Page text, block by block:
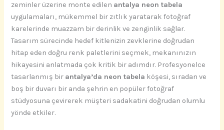
zeminler üzerine monte edilen antalya neon tabela
uygulamaları, mükemmel bir zıtlık yaratarak fotoğraf
karelerinde muazzam bir derinlik ve zenginlik sağlar.
Tasarım sürecinde hedef kitlenizin zevklerine doğrudan
hitap eden doğru renk paletlerini seçmek, mekanınızın
hikayesini anlatmada çok kritik bir adımdır. Profesyonelce
tasarlanmış bir antalya’da neon tabela köşesi, sıradan ve
boş bir duvarı bir anda şehrin en popüler fotoğraf
stüdyosuna çevirerek müşteri sadakatini doğrudan olumlu
yönde etkiler.